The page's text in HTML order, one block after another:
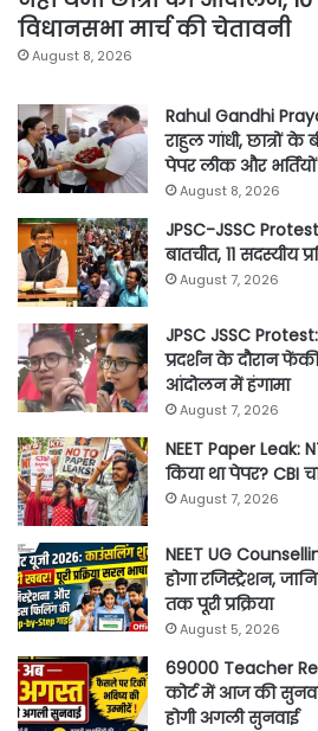
विधानसभा मार्च की चेतावनी
August 8, 2026
Rahul Gandhi
राहुल गांधी, छात्रों के
पेपर लीक और
August 8, 2026
JPSC-JSSC
बातचीत, 11 सदस्यीय
August 7, 2026
JPSC JSSC Protest:
प्रदर्शन के दौरान
आंदोलन में हंगामा
August 7, 2026
NEET Paper Leak:
किया था पेपर? CBI
August 7, 2026
NEET UG
होगा रजिस्ट्रेशन,
तक पूरी प्रक्रिया
August 5, 2026
69000 Teacher
कोर्ट में आज की
होगी अगली सुनवाई